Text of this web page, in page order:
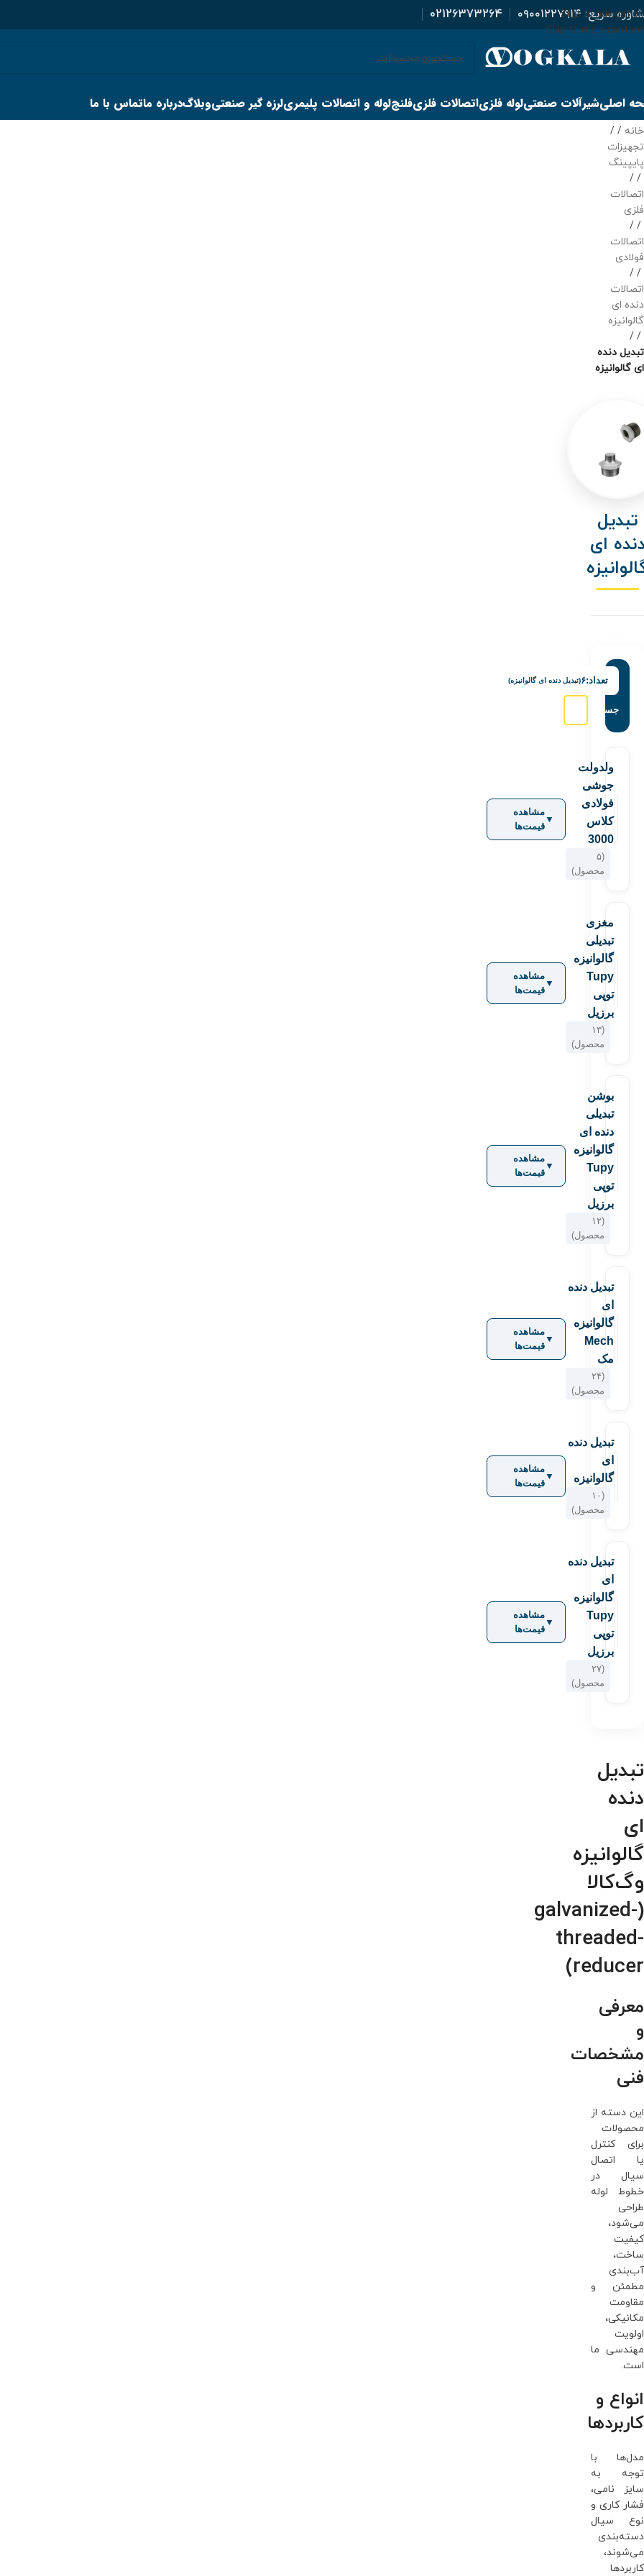
Skip to navigation
Skip to main content
سریع:۰۹۰۰۱۲۲۷۹۱۴ 02126373264
اصلیشیرآلات صنعتیلوله فلزیاتصالات فلزیفلنجلوله و اتصالات پلیمریلرزه گیر صنعتیوبلاگدرباره ماتماس با ما
خانه /
تجهیزات
پایپینگ
/
اتصالات
فلزی
/
اتصالات
فولادی
/
اتصالات
دنده ای
گالوانیزه
/
تبدیل دنده
ای گالوانیزه
تبدیل
دنده ای
تعداد:۶(تبدیل دنده ای گالوانیزه)
جستجو:
ولدولت
جوشی
فولادی
کلاس
3000
(۵
محصول)
▼
مشاهده
قیمت‌ها
مغزی
تبدیلی
گالوانیزه
Tupy
توپی
برزیل
(۱۳
محصول)
▼
مشاهده
قیمت‌ها
بوشن
تبدیلی
دنده ای
گالوانیزه
Tupy
توپی
برزیل
(۱۲
محصول)
▼
مشاهده
قیمت‌ها
تبدیل دنده
ای
گالوانیزه
Mech
مک
(۲۴
محصول)
▼
مشاهده
قیمت‌ها
تبدیل دنده
ای
گالوانیزه
(۱۰
محصول)
▼
مشاهده
قیمت‌ها
تبدیل دنده
ای
گالوانیزه
Tupy
توپی
برزیل
(۲۷
محصول)
▼
مشاهده
قیمت‌ها
تبدیل
دنده
ای
گالوانیزه
وگ‌کالا
(galvanized-
threaded-
reducer)
معرفی
و
مشخصات
فنی
این دسته از
محصولات
برای کنترل
یا اتصال
سیال در
خطوط لوله
طراحی
می‌شود،
کیفیت
ساخت،
آب‌بندی
مطمئن و
مقاومت
مکانیکی،
اولویت
مهندسی ما
است.
انواع و
کاربردها
مدل‌ها با
توجه به
سایز نامی،
فشار کاری و
نوع سیال
دسته‌بندی
می‌شوند،
کاربردها